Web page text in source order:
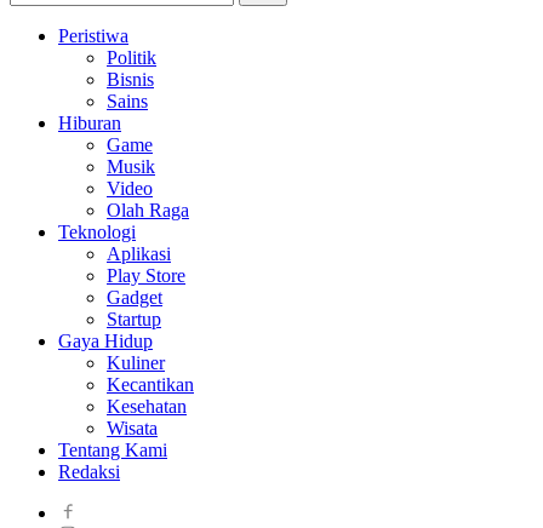
Peristiwa
Politik
Bisnis
Sains
Hiburan
Game
Musik
Video
Olah Raga
Teknologi
Aplikasi
Play Store
Gadget
Startup
Gaya Hidup
Kuliner
Kecantikan
Kesehatan
Wisata
Tentang Kami
Redaksi